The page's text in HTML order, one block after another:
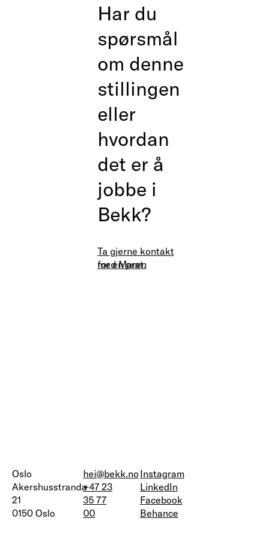
Har du
spørsmål
om denne
stillingen
eller
hvordan
det er å
jobbe i
Bekk?
Ta gjerne kontakt
medMaren
for en prat.
Oslo
Akershusstranda
21
0150 Oslo
hei@bekk.no
+47 23
35 77
00
Instagram
LinkedIn
Facebook
Behance